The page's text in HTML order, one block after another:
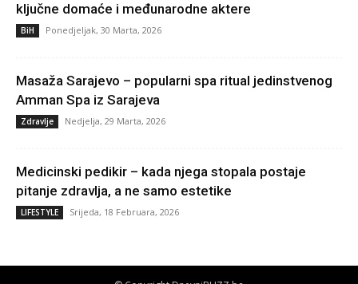
ključne domaće i međunarodne aktere
BiH Ponedjeljak, 30 Marta, 2026
Masaža Sarajevo – popularni spa ritual jedinstvenog
Amman Spa iz Sarajeva
Zdravlje Nedjelja, 29 Marta, 2026
Medicinski pedikir – kada njega stopala postaje
pitanje zdravlja, a ne samo estetike
LIFESTYLE Srijeda, 18 Februara, 2026